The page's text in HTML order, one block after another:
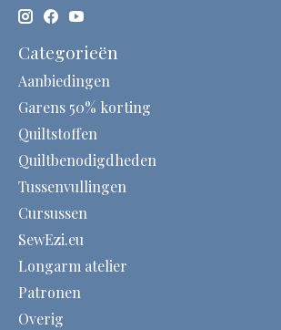
Categorieën
Aanbiedingen
Garens 50% korting
Quiltstoffen
Quiltbenodigdheden
Tussenvullingen
Cursussen
SewEzi.eu
Longarm atelier
Patronen
Overig